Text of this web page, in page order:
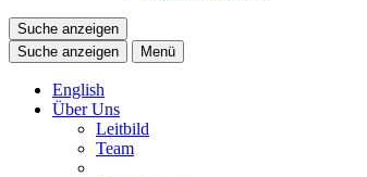
Suche anzeigen
Suche anzeigen
Menü
English
Über Uns
Leitbild
Team